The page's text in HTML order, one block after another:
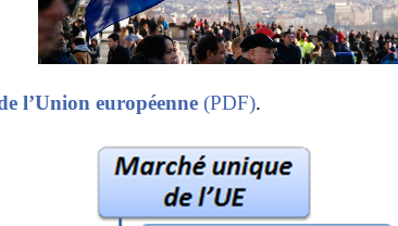
l’Union européenne (PDF).